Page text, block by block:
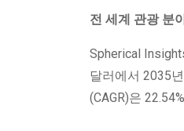
전 세계 관광 분
Spherical
달러에서 2035
(CAGR)은